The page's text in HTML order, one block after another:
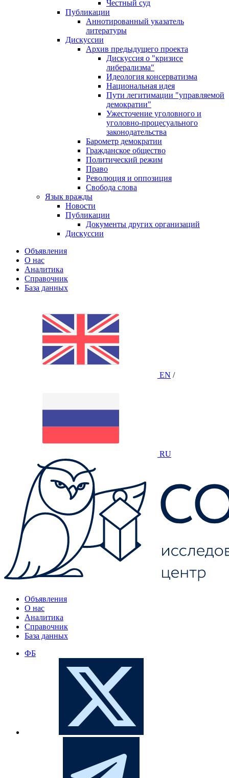
Честный суд
Публикации
Аннотированный указатель
литературы
Дискуссии
Архив предыдущего проекта
Дискуссия о "кризисе
либерализма"
Идеология консерватизма
Национальная идея
Пути легитимации "управляемой
демократии"
Ужесточение уголовного и
уголовно-процесуального
законодательства
Барометр демократии
Гражданское общество
Политический режим
Право
Революция и оппозиция
Свобода слова
Язык вражды
Новости
Публикации
Документы других организаций
Дискуссии
Объявления
О нас
Аналитика
Справочник
База данных
EN /
RU
Объявления
О нас
Аналитика
Справочник
База данных
ФБ